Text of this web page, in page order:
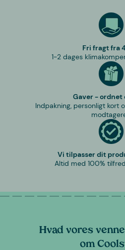
Fri fragt fra
1-2 dages
Gaver - ordnet
Indpakning, personligt kort
Vi tilpasser dit
Altid med 100%
Hvad vores
om